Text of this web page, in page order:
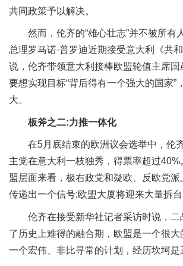
共同政策予以解决。
然而，伦齐的“雄心壮志”并不被所有
总理罗马诺·普罗迪近期接受意大利《共
说，伦齐带领意大利接棒欧盟轮值主席国
要想实现目标“背后得有一个强大的国家”
大。
板斧之二:力推一体化
在5月底结束的欧洲议会选举中，伦
主党在意大利一枝独秀，得票率超过
盟层面来看，极右政党和疑欧、反欧党
传递出一个信号:欧盟大厦将迎来大量拆台
伦齐在接受新华社记者采访时说，
了历史上难得的融合期，欧盟是一个很
一个宏伟、非比寻常的计划，经历坎坷是